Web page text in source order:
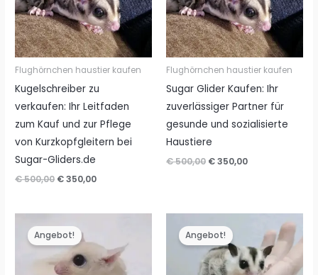
Flughörnchen haustier kaufen
Kugelschreiber zu
verkaufen: Ihr Leitfaden
zum Kauf und zur Pflege
von Kurzkopfgleitern bei
Sugar-Gliders.de
€500,00 Ursprünglicher
€ 500,00
€350,00Aktueller
€ 350,00.
Flughörnchen haustier kaufen
Sugar Glider Kaufen: Ihr
zuverlässiger Partner für
gesunde und sozialisierte
Haustiere
€500,00 Ursprünglicher
€350,00Aktueller
Angebot! Angebot!